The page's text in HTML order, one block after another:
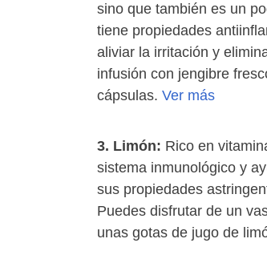
sino que también es un
tiene propiedades
aliviar la irritación y
infusión con jengibre
cápsulas. Ver más
3. Limón: Rico en
sistema inmunológico y
sus propiedades
Puedes disfrutar de un
unas gotas de jugo de